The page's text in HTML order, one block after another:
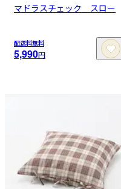
マドラスチェック スロー
配送料無料
5,990円